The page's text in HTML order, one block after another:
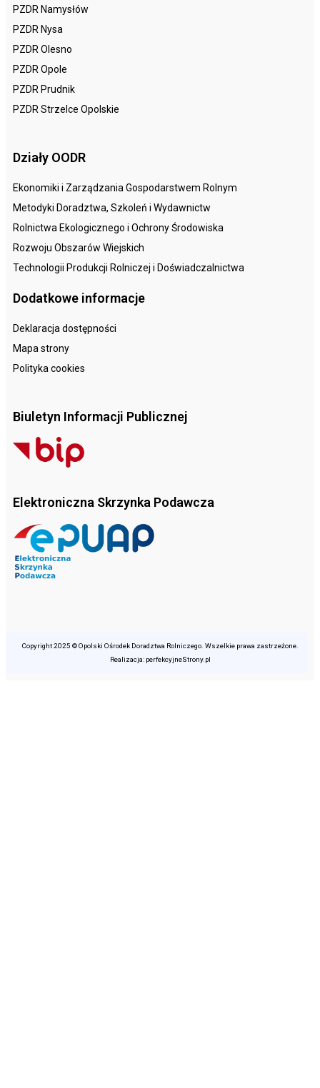
PZDR Namysłów
PZDR Nysa
PZDR Olesno
PZDR Opole
PZDR Prudnik
PZDR Strzelce Opolskie
Działy OODR
Ekonomiki i Zarządzania Gospodarstwem Rolnym
Metodyki Doradztwa, Szkoleń i Wydawnictw
Rolnictwa Ekologicznego i Ochrony Środowiska
Rozwoju Obszarów Wiejskich
Technologii Produkcji Rolniczej i Doświadczalnictwa
Dodatkowe informacje
Deklaracja dostępności
Mapa strony
Polityka cookies
Biuletyn Informacji Publicznej
Elektroniczna Skrzynka Podawcza
Copyright 2025 © Opolski Ośrodek Doradztwa Rolniczego. Wszelkie prawa zastrzeżone.
Realizacja: perfekcyjneStrony.pl